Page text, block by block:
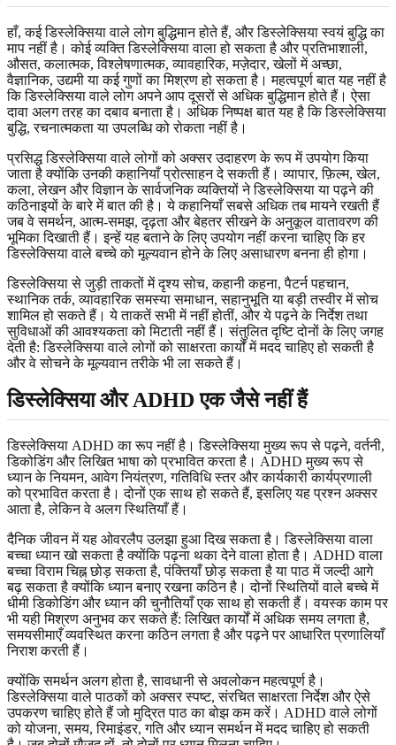
हाँ, कई डिस्लेक्सिया वाले लोग बुद्धिमान होते हैं, और डिस्लेक्सिया स्वयं बुद्धि का
माप नहीं है। कोई व्यक्ति डिस्लेक्सिया वाला हो सकता है और प्रतिभाशाली,
औसत, कलात्मक, विश्लेषणात्मक, व्यावहारिक, मज़ेदार, खेलों में अच्छा,
वैज्ञानिक, उद्यमी या कई गुणों का मिश्रण हो सकता है। महत्वपूर्ण बात यह नहीं है
कि डिस्लेक्सिया वाले लोग अपने आप दूसरों से अधिक बुद्धिमान होते हैं। ऐसा
दावा अलग तरह का दबाव बनाता है। अधिक निष्पक्ष बात यह है कि डिस्लेक्सिया
बुद्धि, रचनात्मकता या उपलब्धि को रोकता नहीं है।
प्रसिद्ध डिस्लेक्सिया वाले लोगों को अक्सर उदाहरण के रूप में उपयोग किया
जाता है क्योंकि उनकी कहानियाँ प्रोत्साहन दे सकती हैं। व्यापार, फ़िल्म, खेल,
कला, लेखन और विज्ञान के सार्वजनिक व्यक्तियों ने डिस्लेक्सिया या पढ़ने की
कठिनाइयों के बारे में बात की है। ये कहानियाँ सबसे अधिक तब मायने रखती हैं
जब वे समर्थन, आत्म-समझ, दृढ़ता और बेहतर सीखने के अनुकूल वातावरण की
भूमिका दिखाती हैं। इन्हें यह बताने के लिए उपयोग नहीं करना चाहिए कि हर
डिस्लेक्सिया वाले बच्चे को मूल्यवान होने के लिए असाधारण बनना ही होगा।
डिस्लेक्सिया से जुड़ी ताकतों में दृश्य सोच, कहानी कहना, पैटर्न पहचान,
स्थानिक तर्क, व्यावहारिक समस्या समाधान, सहानुभूति या बड़ी तस्वीर में सोच
शामिल हो सकते हैं। ये ताकतें सभी में नहीं होतीं, और ये पढ़ने के निर्देश तथा
सुविधाओं की आवश्यकता को मिटाती नहीं हैं। संतुलित दृष्टि दोनों के लिए जगह
देती है: डिस्लेक्सिया वाले लोगों को साक्षरता कार्यों में मदद चाहिए हो सकती है
और वे सोचने के मूल्यवान तरीके भी ला सकते हैं।
डिस्लेक्सिया और ADHD एक जैसे नहीं हैं
डिस्लेक्सिया ADHD का रूप नहीं है। डिस्लेक्सिया मुख्य रूप से पढ़ने, वर्तनी,
डिकोडिंग और लिखित भाषा को प्रभावित करता है। ADHD मुख्य रूप से
ध्यान के नियमन, आवेग नियंत्रण, गतिविधि स्तर और कार्यकारी कार्यप्रणाली
को प्रभावित करता है। दोनों एक साथ हो सकते हैं, इसलिए यह प्रश्न अक्सर
आता है, लेकिन वे अलग स्थितियाँ हैं।
दैनिक जीवन में यह ओवरलैप उलझा हुआ दिख सकता है। डिस्लेक्सिया वाला
बच्चा ध्यान खो सकता है क्योंकि पढ़ना थका देने वाला होता है। ADHD वाला
बच्चा विराम चिह्न छोड़ सकता है, पंक्तियाँ छोड़ सकता है या पाठ में जल्दी आगे
बढ़ सकता है क्योंकि ध्यान बनाए रखना कठिन है। दोनों स्थितियों वाले बच्चे में
धीमी डिकोडिंग और ध्यान की चुनौतियाँ एक साथ हो सकती हैं। वयस्क काम पर
भी यही मिश्रण अनुभव कर सकते हैं: लिखित कार्यों में अधिक समय लगता है,
समयसीमाएँ व्यवस्थित करना कठिन लगता है और पढ़ने पर आधारित प्रणालियाँ
निराश करती हैं।
क्योंकि समर्थन अलग होता है, सावधानी से अवलोकन महत्वपूर्ण है।
डिस्लेक्सिया वाले पाठकों को अक्सर स्पष्ट, संरचित साक्षरता निर्देश और ऐसे
उपकरण चाहिए होते हैं जो मुद्रित पाठ का बोझ कम करें। ADHD वाले लोगों
को योजना, समय, रिमाइंडर, गति और ध्यान समर्थन में मदद चाहिए हो सकती